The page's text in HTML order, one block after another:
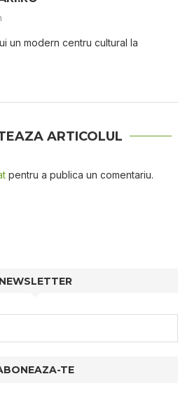
un mоdеrn сеntru сulturаl la
ARTICOLUL
pentru a publica un comentariu.
NEWSLETTER